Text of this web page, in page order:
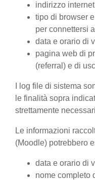
indirizzo
tipo di browser
per connettersi
data e orario di
pagina web di
(referral) e di
I log file di sistema
le finalità sopra
strettamente
Le informazioni
(Moodle) potrebbero
data e orario di
nome completo